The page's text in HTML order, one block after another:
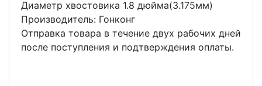
Диаметр хвостовика 1.8 дюйма(3.175мм)
Производитель: Гонконг
Отправка товара в течение двух рабочих дней
после поступления и подтверждения оплаты.